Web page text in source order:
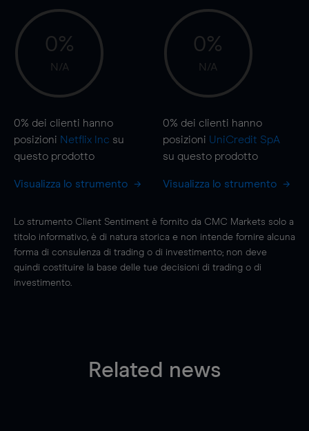
0%
N/A
0% dei clienti hanno
posizioni Netflix Inc su
questo prodotto
Visualizza lo strumento
0%
N/A
0% dei clienti hanno
posizioni UniCredit SpA
su questo prodotto
Visualizza lo strumento
Lo strumento Client Sentiment è fornito da CMC Markets solo a
titolo informativo, è di natura storica e non intende fornire alcuna
forma di consulenza di trading o di investimento; non deve
quindi costituire la base delle tue decisioni di trading o di
investimento.
Related news